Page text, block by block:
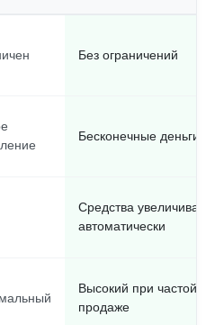
Без ограничений
Бесконечные деньги
Средства
автоматически
Высокий при частой
продаже